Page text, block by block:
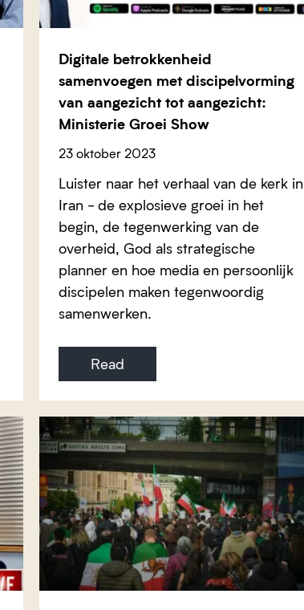
Digitale betrokkenheid
samenvoegen met discipelvorming
van aangezicht tot aangezicht:
Ministerie Groei Show
23 oktober 2023
Luister naar het verhaal van de kerk in
Iran - de explosieve groei in het
begin, de tegenwerking van de
overheid, God als strategische
planner en hoe media en persoonlijk
discipelen maken tegenwoordig
samenwerken.
Read